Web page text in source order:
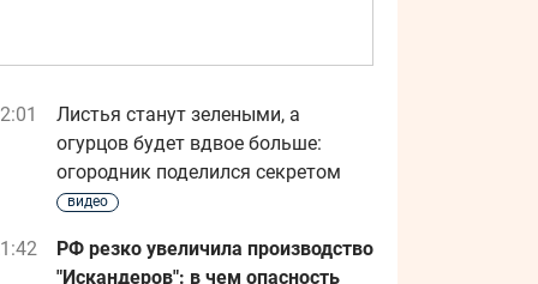
Листья станут зелеными, а
огурцов будет вдвое больше:
огородник поделился секретом
видео
РФ резко увеличила производство
"Искандеров": в чем опасность